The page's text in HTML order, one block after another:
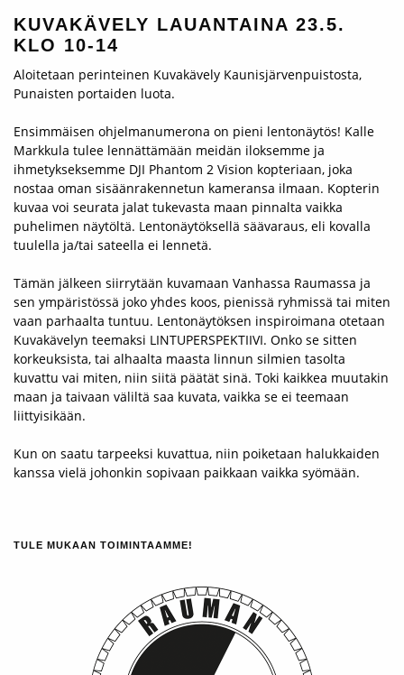
KUVAKÄVELY LAUANTAINA 23.5.
KLO 10-14
Aloitetaan perinteinen Kuvakävely Kaunisjärvenpuistosta,
Punaisten portaiden luota.
Ensimmäisen ohjelmanumerona on pieni lentonäytös! Kalle
Markkula tulee lennättämään meidän iloksemme ja
ihmetykseksemme DJI Phantom 2 Vision kopteriaan, joka
nostaa oman sisäänrakennetun kameransa ilmaan. Kopterin
kuvaa voi seurata jalat tukevasta maan pinnalta vaikka
puhelimen näytöltä. Lentonäytöksellä säävaraus, eli kovalla
tuulella ja/tai sateella ei lennetä.
Tämän jälkeen siirrytään kuvamaan Vanhassa Raumassa ja
sen ympäristössä joko yhdes koos, pienissä ryhmissä tai miten
vaan parhaalta tuntuu. Lentonäytöksen inspiroimana otetaan
Kuvakävelyn teemaksi LINTUPERSPEKTIIVI. Onko se sitten
korkeuksista, tai alhaalta maasta linnun silmien tasolta
kuvattu vai miten, niin siitä päätät sinä. Toki kaikkea muutakin
maan ja taivaan väliltä saa kuvata, vaikka se ei teemaan
liittyisikään.
Kun on saatu tarpeeksi kuvattua, niin poiketaan halukkaiden
kanssa vielä johonkin sopivaan paikkaan vaikka syömään.
TULE MUKAAN TOIMINTAAMME!